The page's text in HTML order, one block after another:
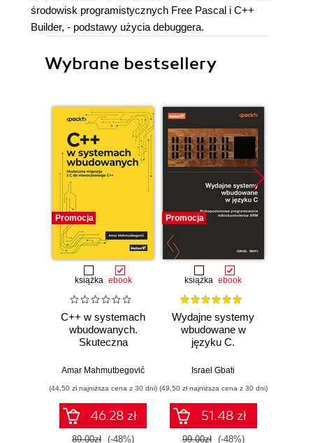
środowisk programistycznych Free Pascal i C++
Builder, - podstawy użycia debuggera.
Wybrane bestsellery
Promocja
książka ebook
C++ w systemach
wbudowanych.
Skuteczna
nowoczesnego
Amar Mahmutbegović
(44,50 zł najniższa cena z 30 dni)
46.28 zł
89.00zł (-48%)
Promocja
książka ebook
Wydajne systemy
wbudowane w
języku C.
programowanie
ARM
Israel Gbati
(49,50 zł najniższa cena z 30 dni)
51.48 zł
99.00zł (-48%)